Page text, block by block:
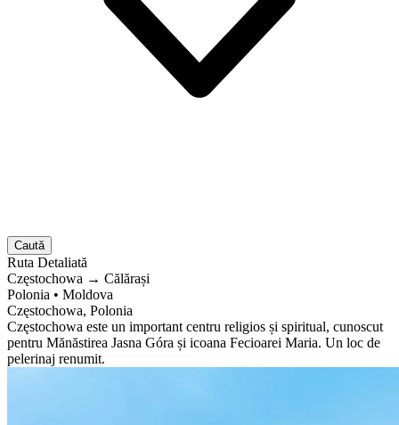
Caută
Ruta Detaliată
Częstochowa → Călărași
Polonia • Moldova
Częstochowa, Polonia
Częstochowa este un important centru religios și spiritual, cunoscut
pentru Mănăstirea Jasna Góra și icoana Fecioarei Maria. Un loc de
pelerinaj renumit.